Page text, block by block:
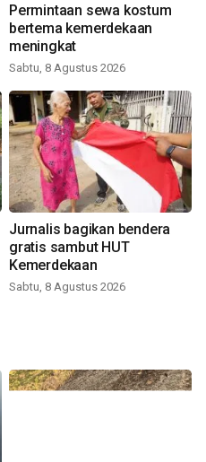
Permintaan sewa kostum
bertema kemerdekaan
meningkat
Sabtu, 8 Agustus 2026
Jurnalis bagikan bendera
gratis sambut HUT
Kemerdekaan
Sabtu, 8 Agustus 2026